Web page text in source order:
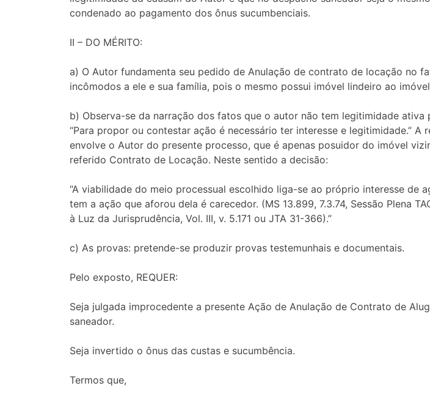
condenado ao pagamento dos ônus sucumbenciais.
II – DO MÉRITO:
a) O Autor fundamenta seu pedido de Anulação de contrato de locação no
incômodos a ele e sua família, pois o mesmo possui imóvel lindeiro ao
b) Observa-se da narração dos fatos que o autor não tem legitimidade
“Para propor ou contestar ação é necessário ter interesse e legitimidade.”
envolve o Autor do presente processo, que é apenas posuidor do imóvel
referido Contrato de Locação. Neste sentido a decisão:
“A viabilidade do meio processual escolhido liga-se ao próprio interesse de
tem a ação que aforou dela é carecedor. (MS 13.899, 7.3.74, Sessão Plena
à Luz da Jurisprudência, Vol. III, v. 5.171 ou JTA 31-366).”
c) As provas: pretende-se produzir provas testemunhais e documentais.
Pelo exposto, REQUER:
Seja julgada improcedente a presente Ação de Anulação de Contrato de
saneador.
Seja invertido o ônus das custas e sucumbência.
Termos que,